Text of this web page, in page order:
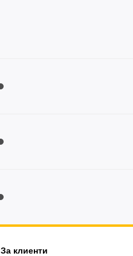
За клиенти